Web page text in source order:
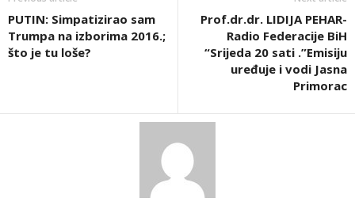
PUTIN: Simpatizirao sam
Trumpa na izborima 2016.;
što je tu loše?
Prof.dr.dr. LIDIJA PEHAR-
Radio Federacije BiH
“Srijeda 20 sati .”Emisiju
uređuje i vodi Jasna
Primorac